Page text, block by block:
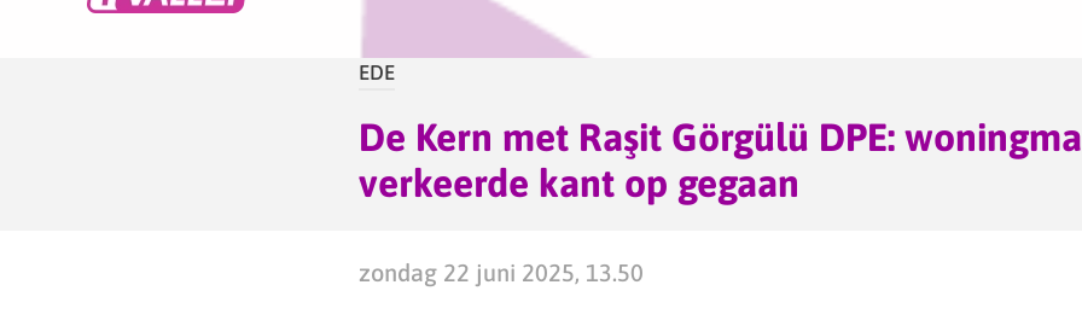
EDE
De Kern met Raşit Görgülü DPE:
verkeerde kant op gegaan
zondag 22 juni 2025, 13.50